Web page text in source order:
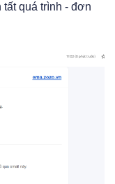
quá trình - đơn